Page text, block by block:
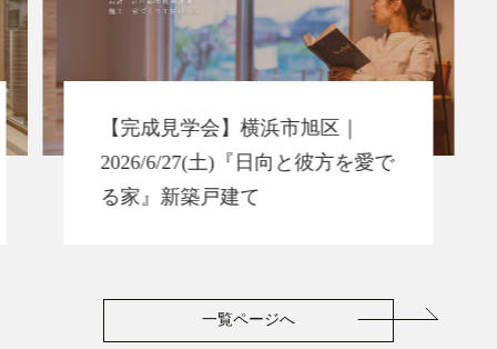
【完成見学会】横浜市旭区｜
2026/6/27(土)『日向と彼方を愛で
る家』新築戸建て
一覧ページへ